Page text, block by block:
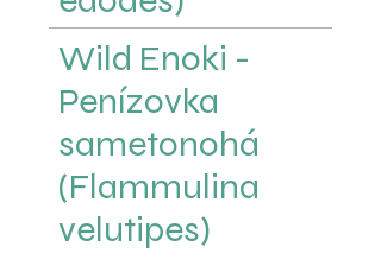
Wild Enoki -
Penízovka
sametonohá
(Flammulina
velutipes)